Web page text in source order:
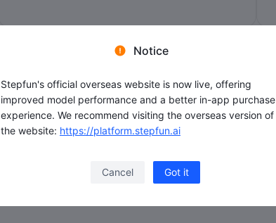
Notice
Stepfun's official overseas website is now live, offering
improved model performance and a better in-app purchase
experience. We recommend visiting the overseas version of
the website: https://platform.stepfun.ai
Cancel Got it